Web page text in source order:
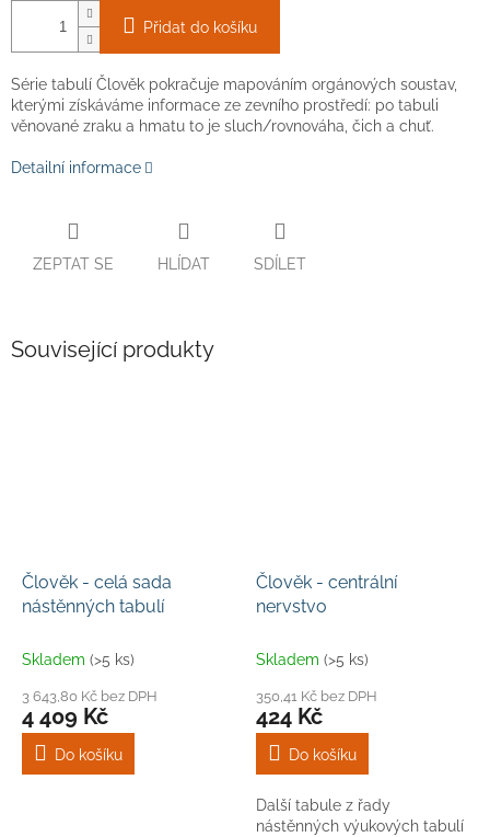
Přidat do košíku
Série tabulí Člověk pokračuje mapováním orgánových soustav,
kterými získáváme informace ze zevního prostředí: po tabuli
věnované zraku a hmatu to je sluch/rovnováha, čich a chuť.
Detailní informace
ZEPTAT SE HLÍDAT SDÍLET
Související produkty
Člověk - celá sada
nástěnných tabulí
Skladem (>5 ks)
3 643,80 Kč bez DPH
4 409 Kč
Do košíku
Člověk - centrální
nervstvo
Skladem (>5 ks)
350,41 Kč bez DPH
424 Kč
Do košíku
Další tabule z řady
nástěnných výukových tabulí